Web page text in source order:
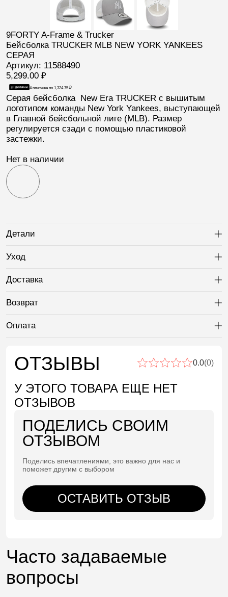
9FORTY A-Frame & Trucker
Бейсболка TRUCKER MLB NEW YORK YANKEES
СЕРАЯ
Артикул: 11588490
5,299.00 ₽
4 платежа по 1,324.75 ₽
Серая бейсболка New Era TRUCKERс вышитым
логотипом команды New York Yankees, выступающей
в Главной бейсбольной лиге (MLB). Размер
регулируется сзади с помощью пластиковой
застежки.
Нет в наличии
Детали
Уход
Доставка
Возврат
Оплата
ОТЗЫВЫ 0.0(0)
У ЭТОГО ТОВАРА ЕЩЕ НЕТ
ОТЗЫВОВ
ПОДЕЛИСЬ СВОИМ
ОТЗЫВОМ
Поделись впечатлениями, это важно для нас и
поможет другим с выбором
ОСТАВИТЬ ОТЗЫВ
Часто задаваемые
вопросы